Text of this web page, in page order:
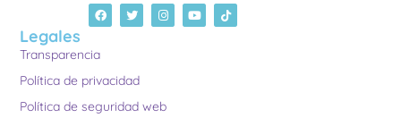
Legales
Transparencia
Política de privacidad
Política de seguridad web